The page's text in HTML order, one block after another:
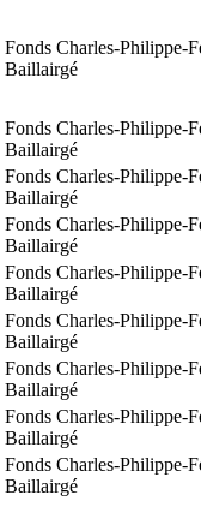
Fonds Charles-Philippe-
Baillairgé
Fonds Charles-Philippe-
Baillairgé
Fonds Charles-Philippe-
Baillairgé
Fonds Charles-Philippe-
Baillairgé
Fonds Charles-Philippe-
Baillairgé
Fonds Charles-Philippe-
Baillairgé
Fonds Charles-Philippe-
Baillairgé
Fonds Charles-Philippe-
Baillairgé
Fonds Charles-Philippe-
Baillairgé